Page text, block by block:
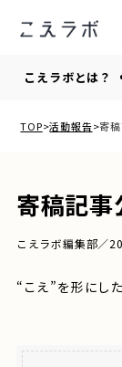
こえラボとは？
TOP 活動報告 寄
寄稿記事
こえラボ編集部／
“こえ”を形にし